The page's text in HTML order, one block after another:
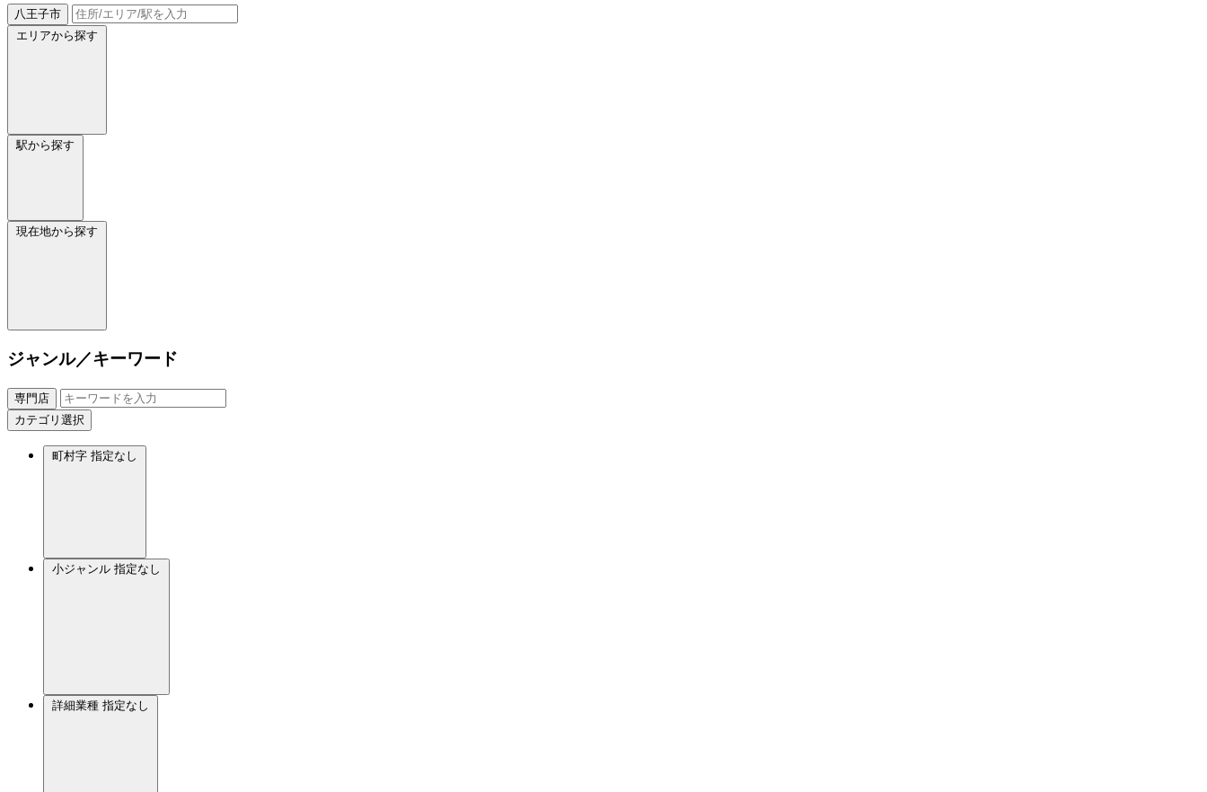
八王子市
エリアから探す
駅から探す
現在地から探す
ジャンル／キーワード
専門店
カテゴリ選択
町村字 指定なし
小ジャンル 指定なし
詳細業種 指定なし